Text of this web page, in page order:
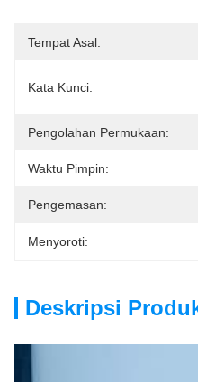
Tempat Asal:
Kata Kunci:
Pengolahan Permukaan:
Waktu Pimpin:
Pengemasan:
Menyoroti:
Deskripsi